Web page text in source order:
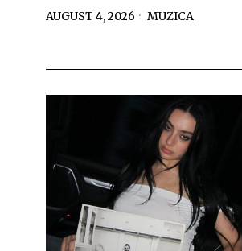
AUGUST 4, 2026 MUZICA